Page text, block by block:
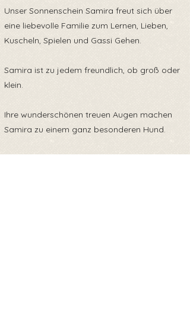
Unser Sonnenschein Samira freut sich über
eine liebevolle Familie zum Lernen, Lieben,
Kuscheln, Spielen und Gassi Gehen.
Samira ist zu jedem freundlich, ob groß oder
klein.
Ihre wunderschönen treuen Augen machen
Samira zu einem ganz besonderen Hund.